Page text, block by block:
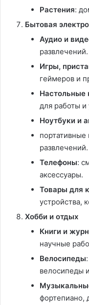
Растения:
Бытовая
Аудио и
развлечений.
Игры,
геймеров и
для работы и
Ноутбуки и
развлечений.
Телефоны:
аксессуары.
Товары для
устройства,
Хобби и отдых
Книги и
научные
Велосипеды
велосипеды
фортепиано,